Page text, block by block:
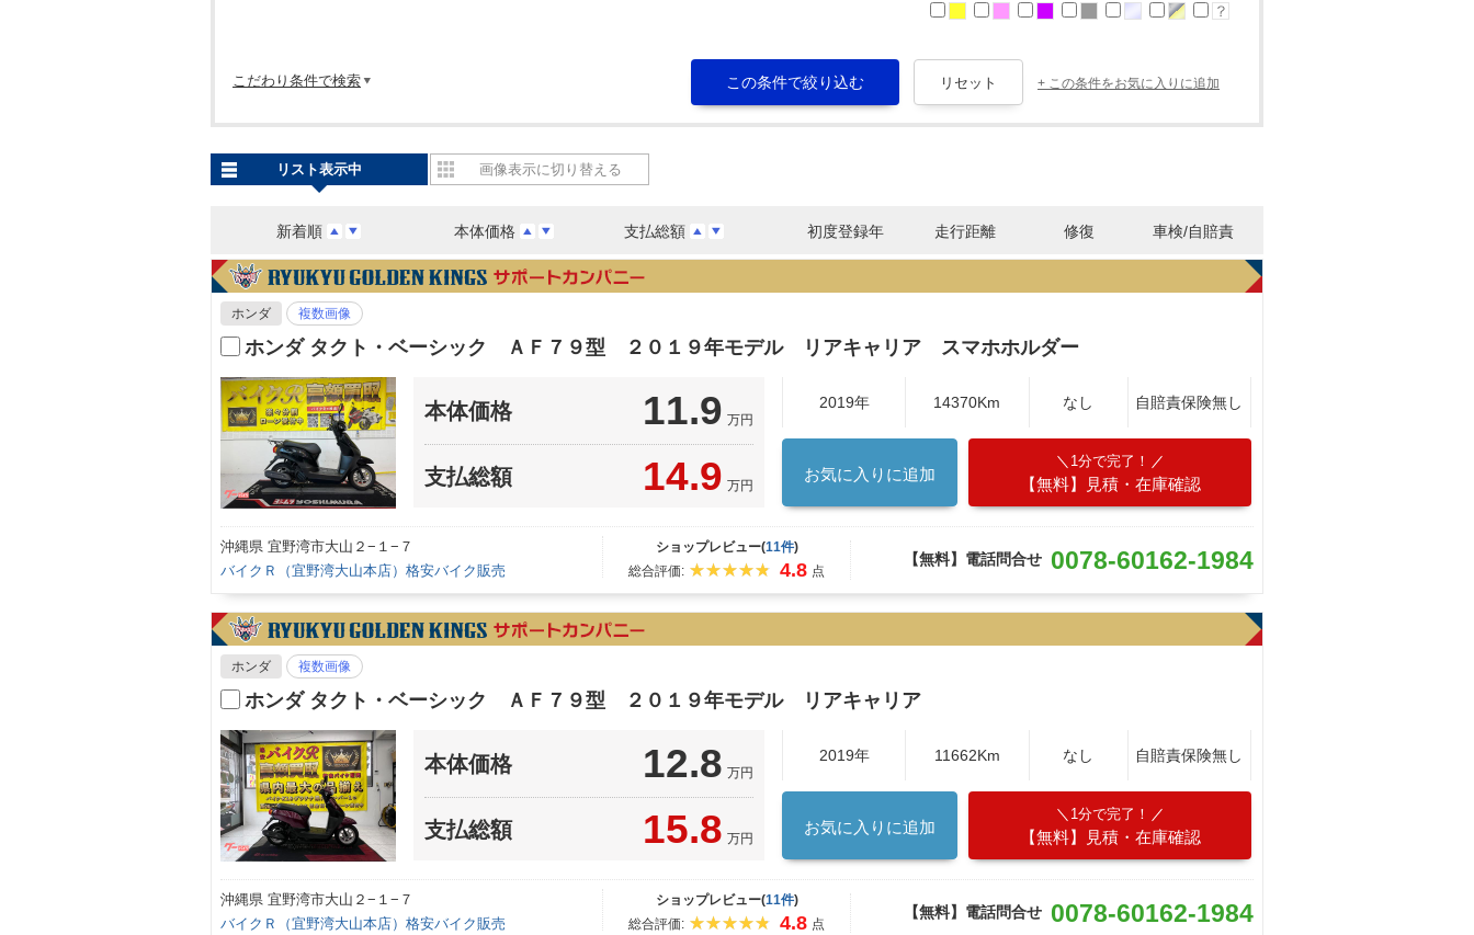
こだわり条件で検索 + この条件をお気に入りに追加
新着順 本体価格 支払総額 初度登録年 走行距離 修復 車検/自賠責
リスト表示中 画像表示に切り替える
ホンダ 複数画像
ホンダ タクト・ベーシック ＡＦ７９型 ２０１９年モデル リアキャリア スマホホルダー
本体価格 11.9 万円
支払総額 14.9 万円
2019年 14370Km なし 自賠責保険無し
お気に入りに追加
1分で完了！
【無料】見積・在庫確認
沖縄県 宜野湾市大山２−１−７
バイクＲ（宜野湾大山本店）格安バイク販売
ショップレビュー(11件)
総合評価:
4.8 点
【無料】電話問合せ 0078-60162-1984
ホンダ 複数画像
ホンダ タクト・ベーシック ＡＦ７９型 ２０１９年モデル リアキャリア
本体価格 12.8 万円
支払総額 15.8 万円
2019年 11662Km なし 自賠責保険無し
お気に入りに追加
1分で完了！
【無料】見積・在庫確認
沖縄県 宜野湾市大山２−１−７
バイクＲ（宜野湾大山本店）格安バイク販売
ショップレビュー(11件)
総合評価:
4.8 点
【無料】電話問合せ 0078-60162-1984